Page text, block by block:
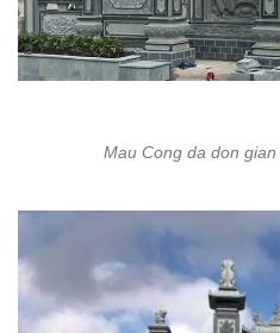
Mau Cong da don